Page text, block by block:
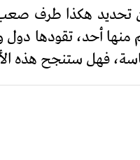
تحديد هكذا طرف
أحد، تقودها دول
فهل ستنجح هذه